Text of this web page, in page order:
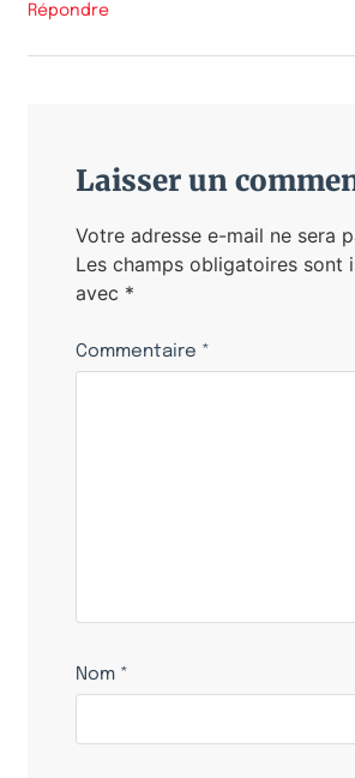
Répondre
Laisser un
Votre adresse e-mail ne sera
Les champs obligatoires sont
avec *
Commentaire *
Nom *